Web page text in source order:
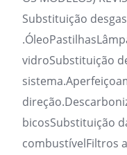
Substituição
vidroSubstituição
bicosSubstituição
combustívelFiltros